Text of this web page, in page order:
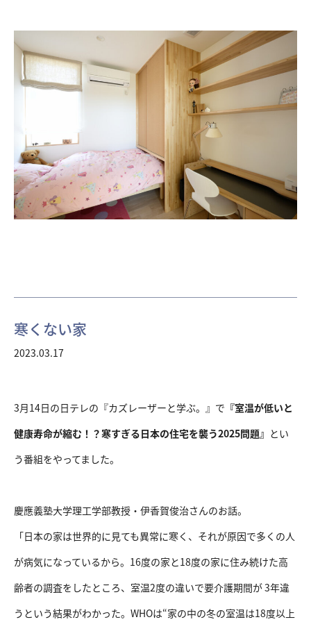
寒くない家
2023.03.17
3月14日の日テレの『カズレーザーと学ぶ。』で 『室温が低いと
健康寿命が縮む！？寒すぎる日本の住宅を襲う2025問題』 とい
う番組をやってました。
慶應義塾大学理工学部教授・伊香賀俊治さんのお話。
「日本の家は世界的に見ても異常に寒く、それが原因で多くの人
が病気になっているから。16度の家と18度の家に住み続けた高
齢者の調査をしたところ、室温2度の違いで要介護期間が 3年違
うという結果がわかった。WHOは“家の中の冬の室温は18度以上